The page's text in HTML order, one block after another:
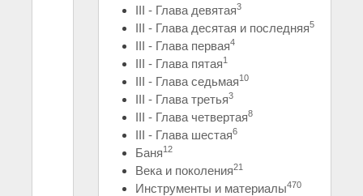
III - Глава девятая3
III - Глава десятая и последняя5
III - Глава первая4
III - Глава пятая1
III - Глава седьмая10
III - Глава третья3
III - Глава четвертая8
III - Глава шестая6
Баня12
Века и поколения21
Инструменты и материалы470